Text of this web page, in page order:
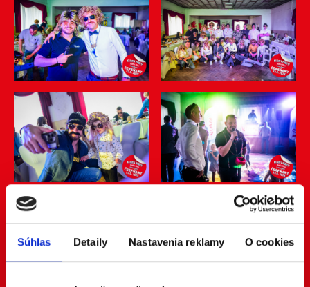
Súhlas Detaily Nastavenia reklamy O cookies